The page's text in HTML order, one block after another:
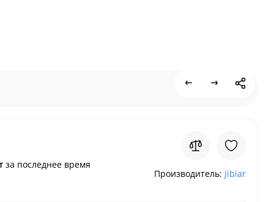
за последнее время
Производитель: Jibiar